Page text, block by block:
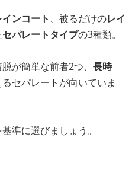
インコート 、被るだけのレイ
セパレートタイプの3種類。
が簡単な前者2つ、 長時
セパレートが向いていま
準に選びましょう。